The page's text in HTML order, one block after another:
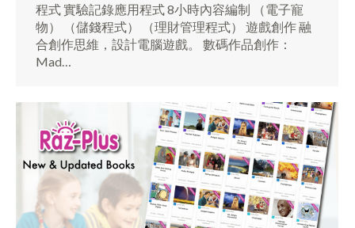
程式 實驗記錄應用程式 8小時內容編制 （電子寵
物） （儲錢程式） （理財管理程式） 遊戲創作 融
合創作思維，設計電腦遊戲。 數碼作品創作：
Mad…